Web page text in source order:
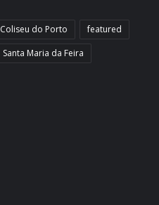
Coliseu do Porto
featured
Santa Maria da Feira